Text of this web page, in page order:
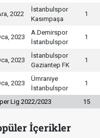
2022
İstanbulspor
Kasımpaşa
1
2023
A.Demirspor
İstanbulspor
1
2023
İstanbulspor
Gaziantep FK
1
2023
Ümraniye
İstanbulspor
1
Lig 2022/2023 15
İçerikler